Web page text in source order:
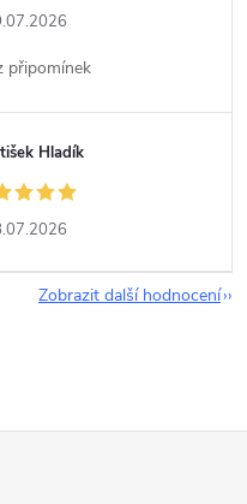
připomínek
Hladík
Zobrazit další hodnocení